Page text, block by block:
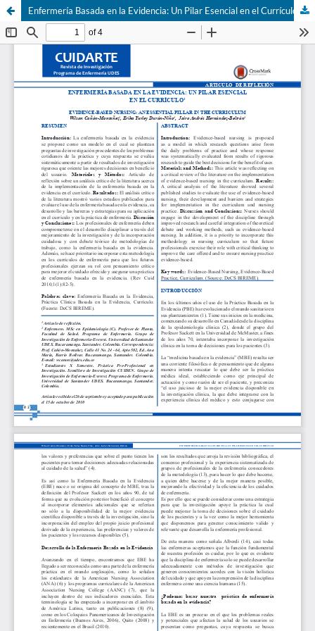
Enfermería Basada en la Evidencia: Un Pilar Esencial en el Currículo